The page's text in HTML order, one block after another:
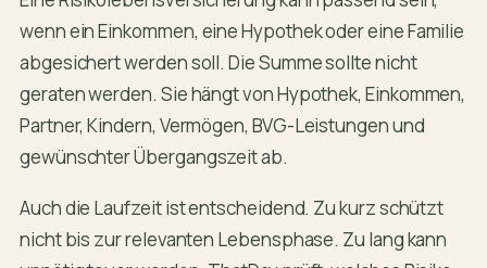
wenn ein Einkommen, eine Hypothek oder eine Familie
abgesichert werden soll. Die Summe sollte nicht
geraten werden. Sie hängt von Hypothek, Einkommen,
Partner, Kindern, Vermögen, BVG-Leistungen und
gewünschter Übergangszeit ab.
Auch die Laufzeit ist entscheidend. Zu kurz schützt
nicht bis zur relevanten Lebensphase. Zu lang kann